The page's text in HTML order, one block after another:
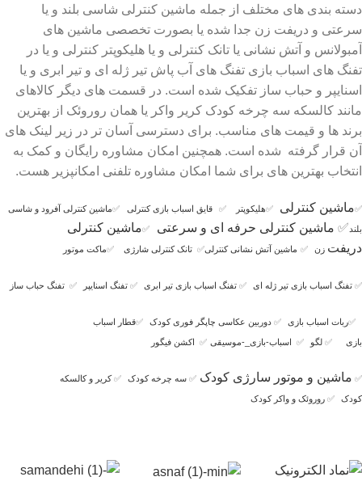
دسته بندی های مختلف از جمله ماشین کنترلی شاسی بلند و یا
سرعتی و دریفت زن جدا شده یا بصورت تخصصی ماشین های
آمبولانس و آتش نشانی یا تانک کنترلی و یا هلیکوپتر کنترلی و یا در
تفنگ های اسباب بازی تفنگ های آب پاش تیر ژله ای و تیر ابری و یا
اسنایپر و حباب ساز تفکیک شده است. در قسمت های دیگر کالاهای
مانند کالسکه سه چرخه کودک کریر واکر یا همان روروئک از بهترین
برند ها و قیمت های مناسب. برای دسترسی آسان تر در زیر لینک های
آن قرار گرفته شده است. همچنین امکان مشاوره رایگان و کمک به
انتخاب بهترین های برای شما امکان مشاوره تلفنی امکانپزیر هست.
✅ماشین کنترلی ✅هلیکوپتر ✅ قایق اسباب بازی کنترلی ✅ماشین کنترلی آفرود و شاسی
بلند ✅ ماشین کنترلی حرفه ای و سرعتی ✅ماشین کنترلی
دریفت زن ✅ ماشین آتش نشانی کنترلی✅ تانک کنترلی شارژی ✅ماکت موتور
✅ تفنگ اسباب بازی تیر ژله ای ✅ تفنگ اسباب بازی تیر ابری ✅ تفنگ اسنایپر ✅ تفنگ حباب ساز
✅ربات اسباب بازی ✅ دوربین عکاسی چاپگر فوری کودک ✅قطار اسباب
بازی ✅ لگو ✅ اسباب-بازی_-موسیقی ✅ اکشن فیگور
✅ ماشین و موتور سارژی کودک ✅ سه چرخه کودک ✅کریر و کالسکه
کودک ✅ روروئک و واکر کودک